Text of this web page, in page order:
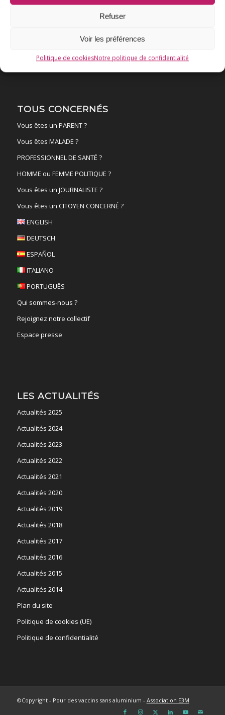
Refuser
Voir les préférences
Politique de cookiesNotre politique de confidentialité
TOUS CONCERNÉS
Vous êtes un PARENT ?
Vous êtes MALADE ?
PROFESSIONNEL DE SANTÉ ?
HOMME ou FEMME POLITIQUE ?
Vous êtes un JOURNALISTE ?
Vous êtes un CITOYEN CONCERNÉ ?
ENGLISH
DEUTSCH
ESPAÑOL
ITALIANO
PORTUGUÊS
Qui sommes-nous ?
Rejoignez notre collectif
Espace presse
LES ACTUALITÉS
Actualités 2025
Actualités 2024
Actualités 2023
Actualités 2022
Actualités 2021
Actualités 2020
Actualités 2019
Actualités 2018
Actualités 2017
Actualités 2016
Actualités 2015
Actualités 2014
Plan du site
Politique de cookies (UE)
Politique de confidentialité
©Copyright - Pour des vaccins sans aluminium - Association E3M